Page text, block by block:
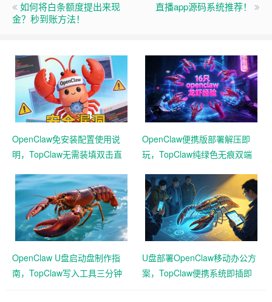
如何将白条额度提出来现
金？秒到账方法！
直播app源码系统推荐！
OpenClaw免安装配置使用说
明，TopClaw无需装填双击直
OpenClaw便携版部署解压即
玩，TopClaw纯绿色无痕双端
OpenClaw U盘启动盘制作指
南，TopClaw写入工具三分钟
U盘部署OpenClaw移动办公方
案，TopClaw便携系统即插即